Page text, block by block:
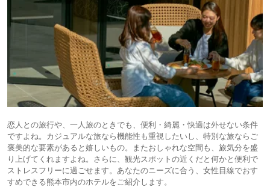
恋人との旅行や、一人旅のときでも、便利・綺麗・快適は外せない条件
ですよね。カジュアルな旅なら機能性も重視したいし、特別な旅ならご
褒美的な要素があると嬉しいもの。またおしゃれな空間も、旅気分を盛
り上げてくれますよね。さらに、観光スポットの近くだと何かと便利で
ストレスフリーに過ごせます。あなたのニーズに合う、女性目線でおす
すめできる熊本市内のホテルをご紹介します。